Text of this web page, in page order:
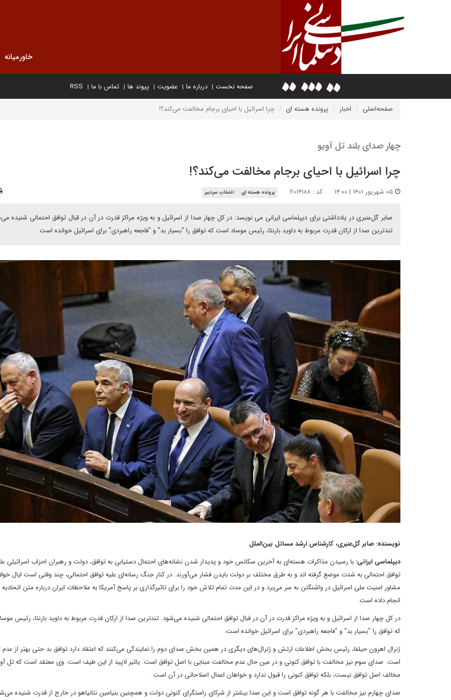
خاورمیانه
صفحه نخست درباره ما عضویت پیوند ها تماس با ما RSS
صفحه‌اصلی اخبار پرونده هسته ای چرا اسرائیل با احیای برجام مخالفت می‌کند؟!
چهار صدای بلند تل آویو
چرا اسرائیل با احیای برجام مخالفت می‌کند؟!
کد : ۲۰۱۴۱۸۸ پرونده هسته ای انتخاب سردبیر
صابر گل‌عنبری در یادداشتی برای دیپلماسی ایرانی می نویسد: در کل چهار صدا از اسرائیل و به ویژه مراکز قدرت در آن در قبال توافق احتمالی شنیده
تندترین صدا از ارکان قدرت مربوط به داوید بارنئا، رئیس موساد است که توافق را "بسیار بد" و "فاجعه راهبردی" برای اسرائیل خوانده است.
نویسنده: صابر گل‌عنبری، کارشناس ارشد مسائل بین‌الملل
دیپلماسی ایرانی: با رسیدن مذاکرات هسته‌ای به آخرین سکانس خود و پدیدار شدن نشانه‌های احتمال دستیابی به توافق، دولت و رهبران احزاب اسرائیلی
توافق احتمالی به شدت موضع گرفته اند و به طرق مختلف بر دولت بایدن فشار می‌آورند. در کنار جنگ رسانه‌ای علیه توافق احتمالی، چند وقتی است ایال
مشاور امنیت ملی اسرائیل در واشنگتن به سر می‌برد و در این مدت تمام تلاش خود را برای تاثیرگذاری بر پاسخ آمریکا به ملاحظات ایران درباره متن اتحادیه
انجام داده است.
در کل چهار صدا از اسرائیل و به ویژه مراکز قدرت در آن در قبال توافق احتمالی شنیده می‌شود. تندترین صدا از ارکان قدرت مربوط به داوید بارنئا، رئیس
که توافق را "بسیار بد" و "فاجعه راهبردی" برای اسرائیل خوانده است.
ژنرال اهرون حیلفا، رئیس بخش اطلاعات ارتش و ژنرال‌های دیگری در همین بخش صدای دوم را نمایندگی می‌کنند که اعتقاد دارد توافق بد حتی بهتر از عدم
است. صدای سوم نیز مخالفت با توافق کنونی و در عین حال عدم مخالفت مبنایی با اصل توافق است. یائیر لاپید از این طیف است. وی معتقد است که تل
مخالف اصل توافق نیست، بلکه توافق کنونی را قبول ندارد و خواهان اعمال اصلاحاتی در آن است.
صدای چهارم نیز مخالفت با هر گونه توافق است و این صدا بیشتر از شرکای راستگرای کنونی دولت و همچنین بنیامین نتانیاهو در خارج از قدرت شنیده